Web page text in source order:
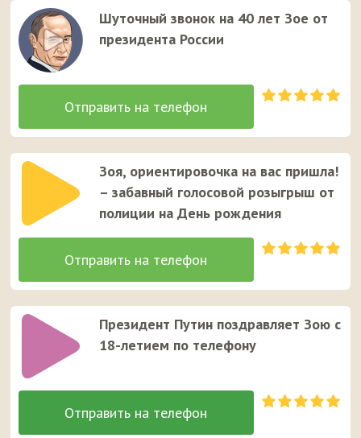
Шуточный звонок на 40 лет Зое от
президента России
Зоя, ориентировочка на вас пришла!
– забавный голосовой розыгрыш от
полиции на День рождения
Президент Путин поздравляет Зою с
18-летием по телефону